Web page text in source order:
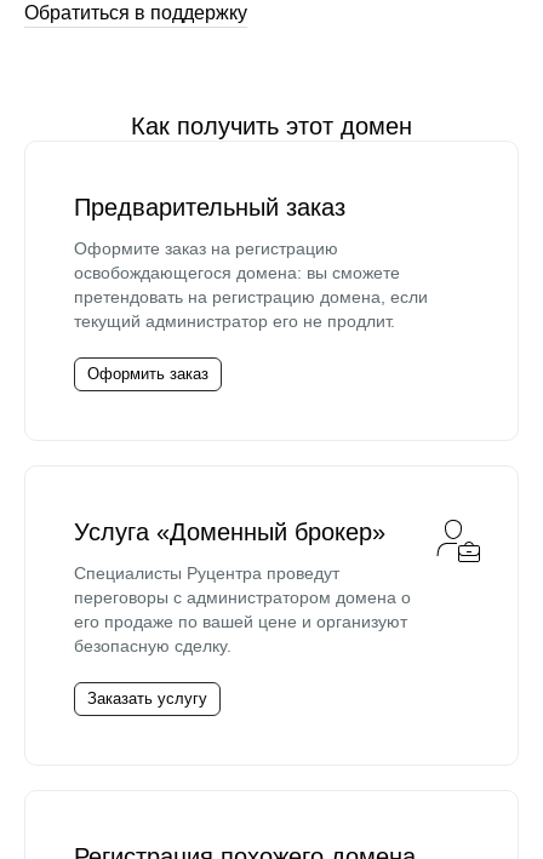
Обратиться в поддержку
Как получить этот домен
Предварительный заказ
Оформите заказ на регистрацию
освобождающегося домена: вы сможете
претендовать на регистрацию домена, если
текущий администратор его не продлит.
Оформить заказ
Услуга «Доменный брокер»
Специалисты Руцентра проведут
переговоры с администратором домена о
его продаже по вашей цене и организуют
безопасную сделку.
Заказать услугу